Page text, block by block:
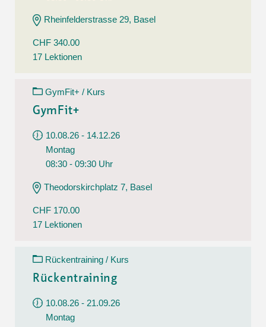
Rheinfelderstrasse 29, Basel
CHF 340.00
17 Lektionen
GymFit+ / Kurs
GymFit+
10.08.26 - 14.12.26
Montag
08:30 - 09:30 Uhr
Theodorskirchplatz 7, Basel
CHF 170.00
17 Lektionen
Rückentraining / Kurs
Rückentraining
10.08.26 - 21.09.26
Montag